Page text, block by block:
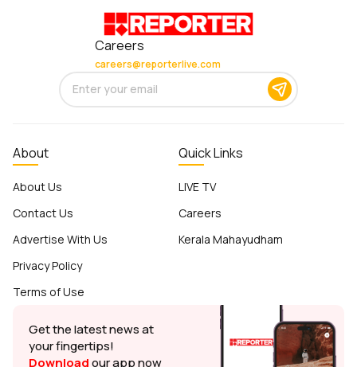
Careers
careers@reporterlive.com
About
About Us
Contact Us
Advertise With Us
Privacy Policy
Terms of Use
Quick Links
LIVE TV
Careers
Kerala Mahayudham
Get the latest news at
your fingertips!
Downloadour app now